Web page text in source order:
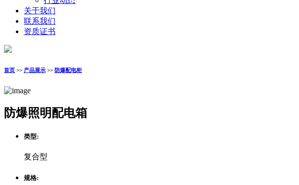
关于我们
联系我们
资质证书
首页 >> 产品展示 >> 防爆配电柜
防爆照明配电箱
类型:
复合型
规格: